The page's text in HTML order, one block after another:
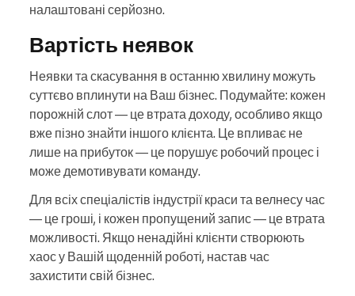
налаштовані серйозно.
Вартість неявок
Неявки та скасування в останню хвилину можуть
суттєво вплинути на Ваш бізнес. Подумайте: кожен
порожній слот — це втрата доходу, особливо якщо
вже пізно знайти іншого клієнта. Це впливає не
лише на прибуток — це порушує робочий процес і
може демотивувати команду.
Для всіх спеціалістів індустрії краси та велнесу час
— це гроші, і кожен пропущений запис — це втрата
можливості. Якщо ненадійні клієнти створюють
хаос у Вашій щоденній роботі, настав час
захистити свій бізнес.